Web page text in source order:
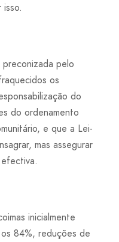
pelo
os
do
do ordenamento
e que a Lei-
mas assegurar
inicialmente
84%, reduções de